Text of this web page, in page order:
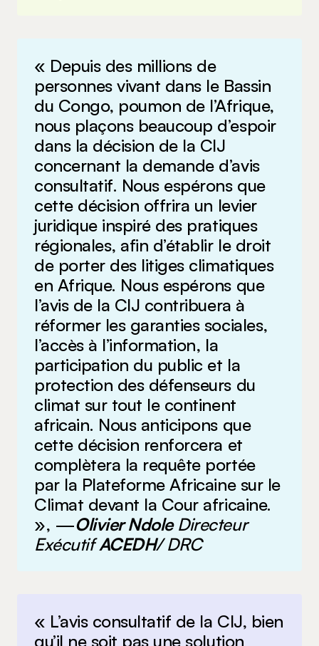
« Depuis des millions de
personnes vivant dans le Bassin
du Congo, poumon de l’Afrique,
nous plaçons beaucoup d’espoir
dans la décision de la CIJ
concernant la demande d’avis
consultatif. Nous espérons que
cette décision offrira un levier
juridique inspiré des pratiques
régionales, afin d’établir le droit
de porter des litiges climatiques
en Afrique. Nous espérons que
l’avis de la CIJ contribuera à
réformer les garanties sociales,
l’accès à l’information, la
participation du public et la
protection des défenseurs du
climat sur tout le continent
africain. Nous anticipons que
cette décision renforcera et
complètera la requête portée
par la Plateforme Africaine sur le
Climat devant la Cour africaine.
», —Olivier NdoleDirecteur
ExécutifACEDH/ DRC
« L’avis consultatif de la CIJ, bien
qu’il ne soit pas une solution